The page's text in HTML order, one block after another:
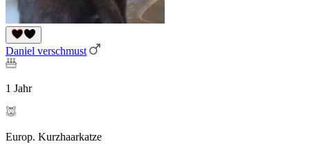
Daniel verschmust
1 Jahr
Europ. Kurzhaarkatze